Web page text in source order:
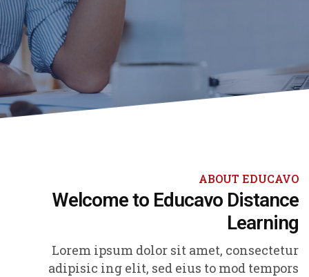
ABOUT EDUCAVO
Welcome to Educavo Distance
Learning
Lorem ipsum dolor sit amet, consectetur
adipisic ing elit, sed eius to mod tempors